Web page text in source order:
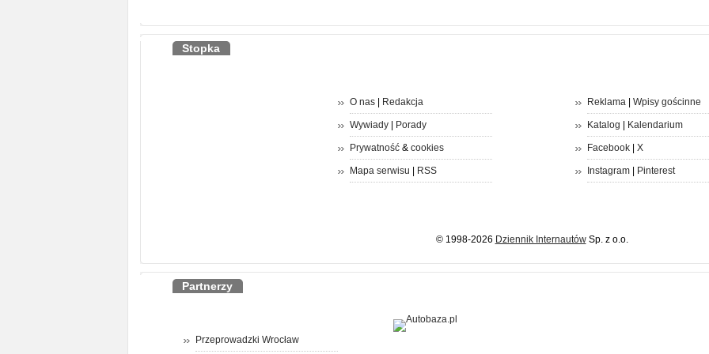
Stopka
O nas| Redakcja
Wywiady| Porady
Prywatność& cookies
Mapa serwisu RSS
Reklama| Wpisy gościnne
Katalog Kalendarium
Facebook| X
Instagram| Pinterest
© 1998-2026 Dziennik InternautówSp. z o.o.
Partnerzy
Przeprowadzki Wrocław